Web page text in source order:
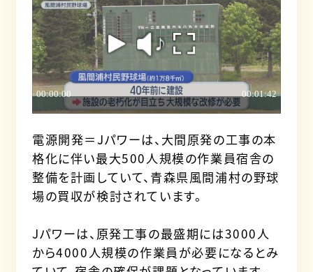
電源開発＝Jパワーは、大間原発の工事の本
格化に伴い最大500人規模の作業員宿舎の
整備を計画していて、青森県風間浦村の野球
場の買収が検討されています。
Jパワーは、原発工事の最盛期には3000人
から4000人規模の作業員が必要になるとみ